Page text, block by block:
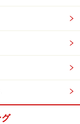
させてくれる遺跡
、「